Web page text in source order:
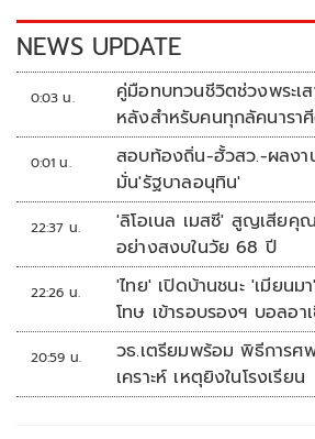
k k
NEWS UPDATE
0:03 น.
คู่มือทบทวนชีวิตช่วงพระเ
หลังสำหรับคนทุกลัคนารา
0:01 น.
สอบท้องถิ่น-ฮั้วสว.-ผลงา
มั่น'รัฐบาลอนุทิน'
22:37 น.
'ลิโอเนล เมสซี' สูญเสียคุ
อย่างสงบในวัย 68 ปี
22:26 น.
'ไทย' เปิดบ้านชนะ 'เมียน
โทษ เข้ารอบรองฯ บอลอ
20:59 น.
วธ.เตรียมพร้อม พิธีการศพ
เคราะห์ เหตุยิงในโรงเรียน